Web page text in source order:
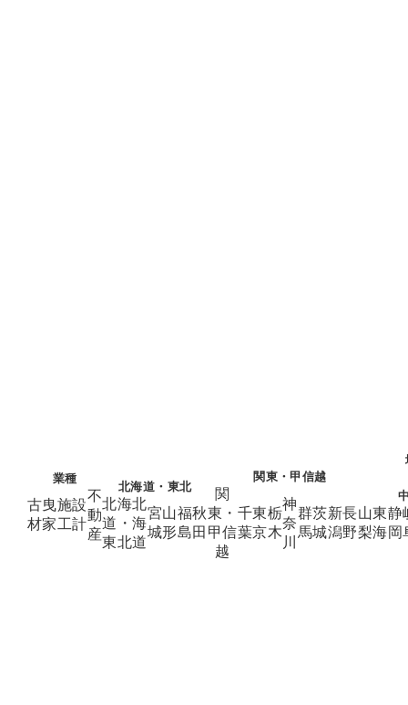
業種
古
材
曳
家
施
工
設
計
不
動
産
北海道・東北
北海
道・
東北
北
海
道
宮
城
山
形
福
島
秋
田
関東・甲信越
関
東・
甲信
越
千
葉
東
京
栃
木
神
奈
川
群
馬
茨
城
新
潟
長
野
山
梨
東
海
静
岡